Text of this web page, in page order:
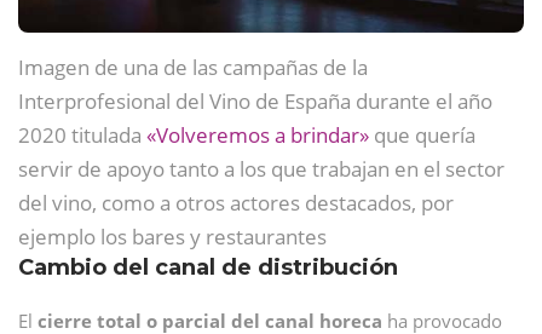
Imagen de una de las campañas de la
Interprofesional del Vino de España durante el año
2020 titulada «Volveremos a brindar» que quería
servir de apoyo tanto a los que trabajan en el sector
del vino, como a otros actores destacados, por
ejemplo los bares y restaurantes
Cambio del canal de distribución
El cierre total o parcial del canal horeca ha provocado